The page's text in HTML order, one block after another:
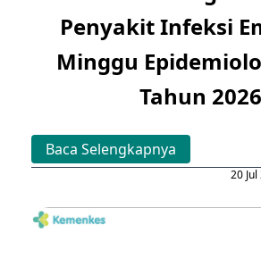
Penyakit Infeksi
Minggu
Tahun 2026
Baca Selengkapnya
20